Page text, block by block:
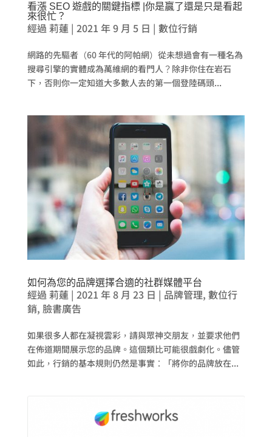
看漲 SEO 遊戲的關鍵指標 |你是贏了還是只是看起
來很忙？
經過 莉蓮 | 2021 年 9 月 5 日 | 數位行銷
網路的先驅者（60 年代的阿帕網）從未想過會有一種名為
搜尋引擎的實體成為萬維網的看門人？除非你住在岩石
下，否則你一定知道大多數人去的第一個登陸碼頭...
如何為您的品牌選擇合適的社群媒體平台
經過 莉蓮 | 2021 年 8 月 23 日 | 品牌管理, 數位行
銷, 臉書廣告
如果很多人都在凝視雲彩，請與眾神交朋友，並要求他們
在佈道期間展示您的品牌。這個類比可能很戲劇化。儘管
如此，行銷的基本規則仍然是事實：「將你的品牌放在...